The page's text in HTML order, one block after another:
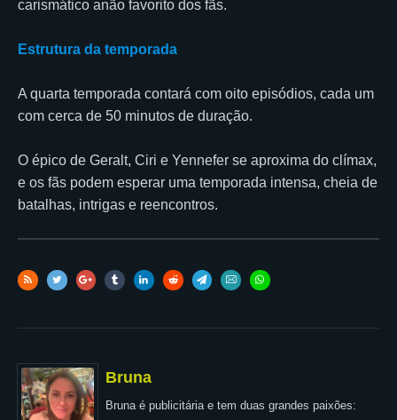
carismático anão favorito dos fãs.
Estrutura da temporada
A quarta temporada contará com oito episódios, cada um
com cerca de 50 minutos de duração.
O épico de Geralt, Ciri e Yennefer se aproxima do clímax,
e os fãs podem esperar uma temporada intensa, cheia de
batalhas, intrigas e reencontros.
Bruna
Bruna é publicitária e tem duas grandes paixões: